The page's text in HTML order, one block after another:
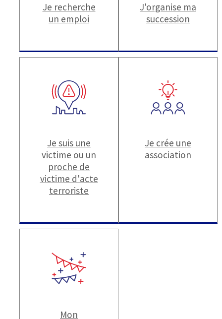
Je recherche
un emploi
J'organise ma
succession
Je suis une
victime ou un
proche de
victime d'acte
terroriste
Je crée une
association
Mon